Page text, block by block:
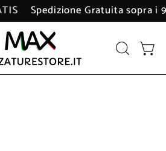
Spedizione Gratuita sopra
APRI
Apri